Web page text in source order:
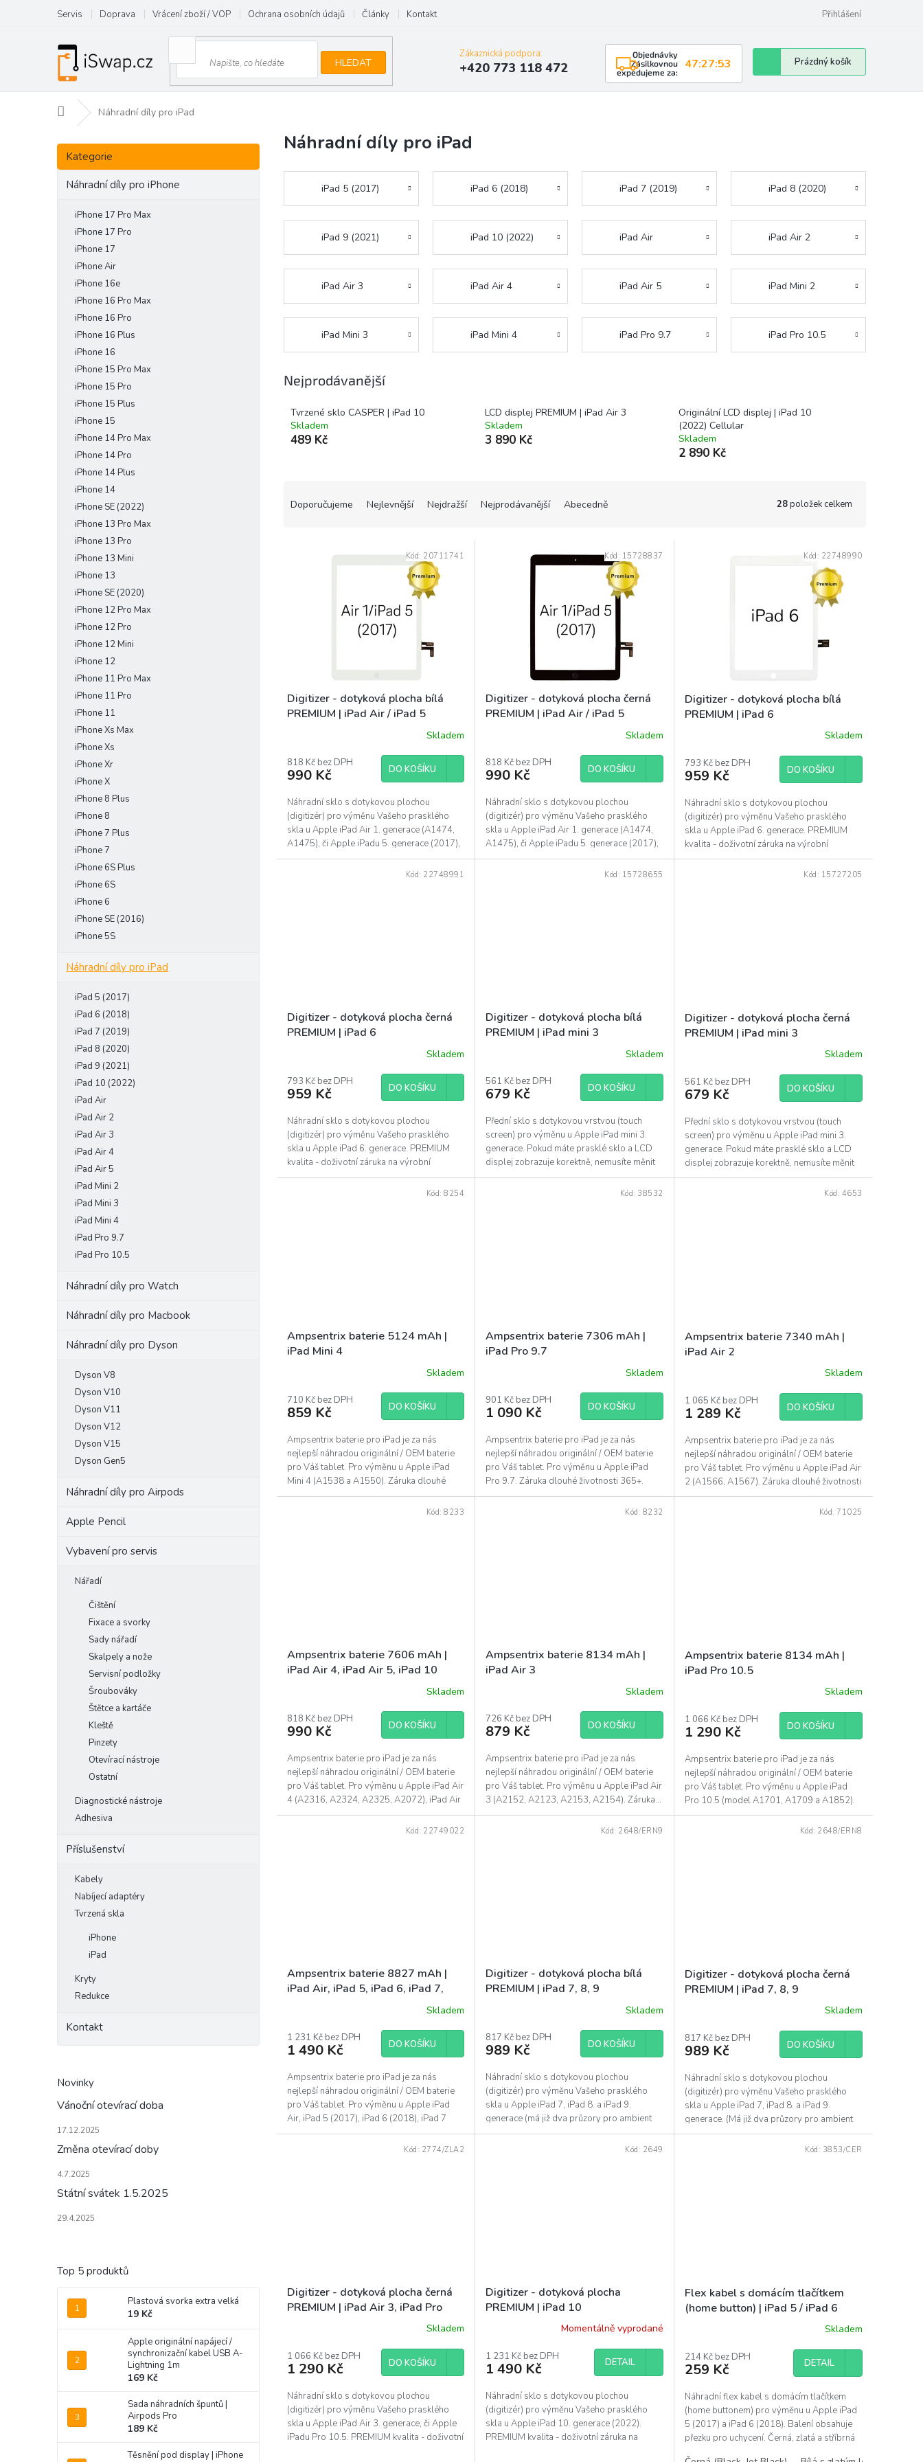
obsah
Servis Doprava Vrácení zboží / VOP Ochrana osobních údajů Články Kontakt Přihlášení
HLEDAT
Zákaznická podpora:
+420 773 118 472
Objednávky
Zásilkovnou
expedujeme za:
47:27:53
Nákupní
košík
Prázdný košík
Domů Náhradní díly pro iPad
P
s
Přeskočit
kategorie
Kategorie
Náhradní díly pro iPhone
iPhone 17 Pro Max
iPhone 17 Pro
iPhone 17
iPhone Air
iPhone 16e
iPhone 16 Pro Max
iPhone 16 Pro
iPhone 16 Plus
iPhone 16
iPhone 15 Pro Max
iPhone 15 Pro
iPhone 15 Plus
iPhone 15
iPhone 14 Pro Max
iPhone 14 Pro
iPhone 14 Plus
iPhone 14
iPhone SE (2022)
iPhone 13 Pro Max
iPhone 13 Pro
iPhone 13 Mini
iPhone 13
iPhone SE (2020)
iPhone 12 Pro Max
iPhone 12 Pro
iPhone 12 Mini
iPhone 12
iPhone 11 Pro Max
iPhone 11 Pro
iPhone 11
iPhone Xs Max
iPhone Xs
iPhone Xr
iPhone X
iPhone 8 Plus
iPhone 8
iPhone 7 Plus
iPhone 7
iPhone 6S Plus
iPhone 6S
iPhone 6
iPhone SE (2016)
iPhone 5S
Náhradní díly pro iPad
iPad 5 (2017)
iPad 6 (2018)
iPad 7 (2019)
iPad 8 (2020)
iPad 9 (2021)
iPad 10 (2022)
iPad Air
iPad Air 2
iPad Air 3
iPad Air 4
iPad Air 5
iPad Mini 2
iPad Mini 3
iPad Mini 4
iPad Pro 9.7
iPad Pro 10.5
Náhradní díly pro Watch
Náhradní díly pro Macbook
Náhradní díly pro Dyson
Dyson V8
Dyson V10
Dyson V11
Dyson V12
Dyson V15
Dyson Gen5
Náhradní díly pro Airpods
Apple Pencil
Vybavení pro servis
Nářadí
Čištění
Fixace a svorky
Sady nářadí
Skalpely a nože
Servisní podložky
Šroubováky
Štětce a kartáče
Kleště
Pinzety
Otevírací nástroje
Ostatní
Diagnostické nástroje
Adhesiva
Příslušenství
Kabely
Nabíjecí adaptéry
Tvrzená skla
iPhone
iPad
Kryty
Redukce
Kontakt
Novinky
Vánoční otevírací doba
17.12.2025
Změna otevírací doby
4.7.2025
Státní svátek 1.5.2025
29.4.2025
Top 5 produktů
Plastová svorka extra velká
19 Kč
Apple originální napájecí /
synchronizační kabel USB A-
Lightning 1m
169 Kč
Sada náhradních špuntů |
Airpods Pro
189 Kč
Těsnění pod display | iPhone
Náhradní díly pro iPad
iPad 5 (2017) iPad 6 (2018) iPad 7 (2019) iPad 8 (2020)
iPad 9 (2021) iPad 10 (2022) iPad Air iPad Air 2
iPad Air 3 iPad Air 4 iPad Air 5 iPad Mini 2
iPad Mini 3 iPad Mini 4 iPad Pro 9.7 iPad Pro 10.5
Nejprodávanější
Tvrzené sklo CASPER | iPad 10
Skladem
489 Kč
LCD displej PREMIUM | iPad Air 3
Skladem
3 890 Kč
Originální LCD displej | iPad 10
(2022) Cellular
Skladem
2 890 Kč
Doporučujeme Nejlevnější Nejdražší Nejprodávanější Abecedně 28položek celkem
k
t
Digitizer - dotyková plocha bílá
PREMIUM | iPad Air / iPad 5
produktu
je
z
5
hvězdiček.
Skladem
818 Kč bez DPH
990 Kč DO KOŠÍKU
Náhradní sklo s dotykovou plochou
(digitizér) pro výměnu Vašeho prasklého
skla u Apple iPad Air 1. generace (A1474,
A1475), či Apple iPadu 5. generace (2017),
(A1822, A1823)....
Kód: 20711741
Digitizer - dotyková plocha černá
PREMIUM | iPad Air / iPad 5
produktu
je
z
5
hvězdiček.
Skladem
818 Kč bez DPH
990 Kč DO KOŠÍKU
Náhradní sklo s dotykovou plochou
(digitizér) pro výměnu Vašeho prasklého
skla u Apple iPad Air 1. generace (A1474,
A1475), či Apple iPadu 5. generace (2017),
(A1822, A1823)....
Kód: 15728837
Digitizer - dotyková plocha bílá
PREMIUM | iPad 6
Skladem
793 Kč bez DPH
959 Kč DO KOŠÍKU
Náhradní sklo s dotykovou plochou
(digitizér) pro výměnu Vašeho prasklého
skla u Apple iPad 6. generace. PREMIUM
kvalita - doživotní záruka na výrobní
vady. Pokud máte...
Kód: 22748990
Digitizer - dotyková plocha černá
PREMIUM | iPad 6
Skladem
793 Kč bez DPH
959 Kč DO KOŠÍKU
Náhradní sklo s dotykovou plochou
(digitizér) pro výměnu Vašeho prasklého
skla u Apple iPad 6. generace. PREMIUM
kvalita - doživotní záruka na výrobní
vady. Pokud máte...
Kód: 22748991
Digitizer - dotyková plocha bílá
PREMIUM | iPad mini 3
produktu
je
z
5
hvězdiček.
Skladem
561 Kč bez DPH
679 Kč DO KOŠÍKU
Přední sklo s dotykovou vrstvou (touch
screen) pro výměnu u Apple iPad mini 3.
generace. Pokud máte prasklé sklo a LCD
displej zobrazuje korektně, nemusíte měnit
celý LCD...
Kód: 15728655
Digitizer - dotyková plocha černá
PREMIUM | iPad mini 3
Skladem
561 Kč bez DPH
679 Kč DO KOŠÍKU
Přední sklo s dotykovou vrstvou (touch
screen) pro výměnu u Apple iPad mini 3.
generace. Pokud máte prasklé sklo a LCD
displej zobrazuje korektně, nemusíte měnit
celý LCD...
Kód: 15727205
Ampsentrix baterie 5124 mAh |
iPad Mini 4
Skladem
710 Kč bez DPH
859 Kč DO KOŠÍKU
Ampsentrix baterie pro iPad je za nás
nejlepší náhradou originální / OEM baterie
pro Váš tablet. Pro výměnu u Apple iPad
Mini 4 (A1538 a A1550). Záruka dlouhé
životnosti 365+.
Kód:8254
Ampsentrix baterie 7306 mAh |
iPad Pro 9.7
Skladem
901 Kč bez DPH
1 090 Kč DO KOŠÍKU
Ampsentrix baterie pro iPad je za nás
nejlepší náhradou originální / OEM baterie
pro Váš tablet. Pro výměnu u Apple iPad
Pro 9.7. Záruka dlouhé životnosti 365+.
Kód: 38532
Ampsentrix baterie 7340 mAh |
iPad Air 2
produktu
je
z
5
hvězdiček.
Skladem
1 065 Kč bez DPH
1 289 Kč DO KOŠÍKU
Ampsentrix baterie pro iPad je za nás
nejlepší náhradou originální / OEM baterie
pro Váš tablet. Pro výměnu u Apple iPad Air
2 (A1566, A1567). Záruka dlouhé životnosti
365+.
Kód: 4653
Ampsentrix baterie 7606 mAh |
iPad Air 4, iPad Air 5, iPad 10
Skladem
818 Kč bez DPH
990 Kč DO KOŠÍKU
Ampsentrix baterie pro iPad je za nás
nejlepší náhradou originální / OEM baterie
pro Váš tablet. Pro výměnu u Apple iPad Air
4 (A2316, A2324, A2325, A2072), iPad Air
5 a iPad 10...
Kód:8233
Ampsentrix baterie 8134 mAh |
iPad Air 3
Skladem
726 Kč bez DPH
879 Kč DO KOŠÍKU
Ampsentrix baterie pro iPad je za nás
nejlepší náhradou originální / OEM baterie
pro Váš tablet. Pro výměnu u Apple iPad Air
3 (A2152, A2123, A2153, A2154). Záruka...
Kód: 8232
Ampsentrix baterie 8134 mAh |
iPad Pro 10.5
produktu
je
z
5
hvězdiček.
Skladem
1 066 Kč bez DPH
1 290 Kč DO KOŠÍKU
Ampsentrix baterie pro iPad je za nás
nejlepší náhradou originální / OEM baterie
pro Váš tablet. Pro výměnu u Apple iPad
Pro 10.5 (model A1701, A1709 a A1852).
Záruka...
Kód: 71025
Ampsentrix baterie 8827 mAh |
iPad Air, iPad 5, iPad 6, iPad 7,
produktu
je
z
5
hvězdiček.
Skladem
1 231 Kč bez DPH
1 490 Kč DO KOŠÍKU
Ampsentrix baterie pro iPad je za nás
nejlepší náhradou originální / OEM baterie
pro Váš tablet. Pro výměnu u Apple iPad
Air, iPad 5 (2017), iPad 6 (2018), iPad 7
(10.2" /...
Kód: 22749022
Digitizer - dotyková plocha bílá
PREMIUM | iPad 7, 8, 9
Skladem
817 Kč bez DPH
989 Kč DO KOŠÍKU
Náhradní sklo s dotykovou plochou
(digitizér) pro výměnu Vašeho prasklého
skla u Apple iPad 7, iPad 8. a iPad 9.
generace (má již dva průzory pro ambient
light senzory). PREMIUM...
Kód: 2648/ERN9
Digitizer - dotyková plocha černá
PREMIUM | iPad 7, 8, 9
produktu
je
z
5
hvězdiček.
Skladem
817 Kč bez DPH
989 Kč DO KOŠÍKU
Náhradní sklo s dotykovou plochou
(digitizér) pro výměnu Vašeho prasklého
skla u Apple iPad 7, iPad 8. a iPad 9.
generace. (Má již dva průzory pro ambient
light senzory)....
Kód: 2648/ERN8
Digitizer - dotyková plocha černá
PREMIUM | iPad Air 3, iPad Pro
Skladem
1 066 Kč bez DPH
1 290 Kč DO KOŠÍKU
Náhradní sklo s dotykovou plochou
(digitizér) pro výměnu Vašeho prasklého
skla u Apple iPad Air 3. generace, či Apple
iPadu Pro 10.5. PREMIUM kvalita - doživotní
Kód: 2774/ZLA2
Digitizer - dotyková plocha
PREMIUM | iPad 10
Momentálně vyprodané
1 231 Kč bez DPH
1 490 Kč DETAIL
Náhradní sklo s dotykovou plochou
(digitizér) pro výměnu Vašeho prasklého
skla u Apple iPad 10. generace (2022).
PREMIUM kvalita - doživotní záruka na
Kód: 2649
Flex kabel s domácím tlačítkem
(home button) | iPad 5 / iPad 6
produktu
je
z
5
hvězdiček.
Skladem
214 Kč bez DPH
259 Kč DETAIL
Náhradní flex kabel s domácím tlačítkem
(home buttonem) pro výměnu u Apple iPad
5 (2017) a iPad 6 (2018). Balení obsahuje
přezku pro uchycení. Černá, zlatá a stříbrná
Kód: 3853/CER